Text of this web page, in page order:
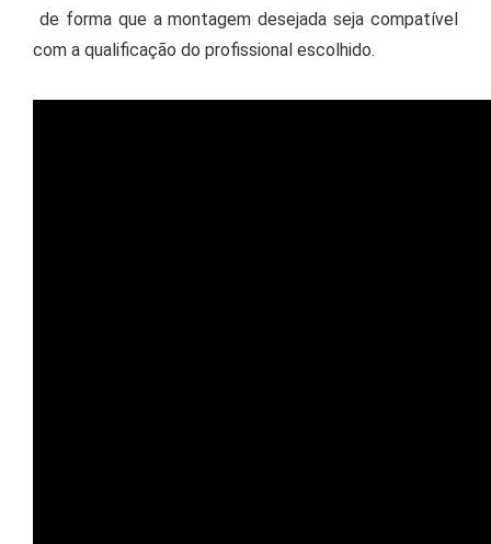
de forma que a montagem desejada seja compatível
com a qualificação do profissional escolhido.